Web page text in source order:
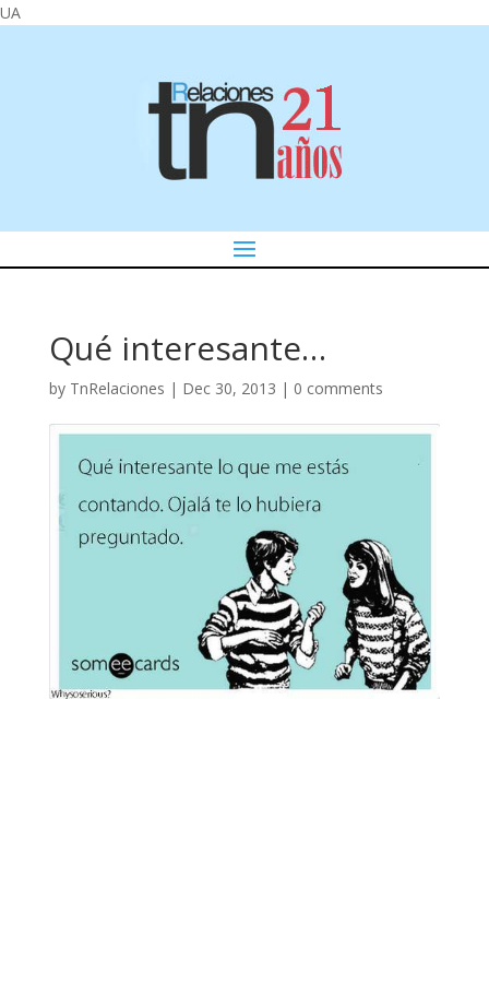
UA
Qué interesante…
by TnRelaciones | Dec 30, 2013 | 0 comments